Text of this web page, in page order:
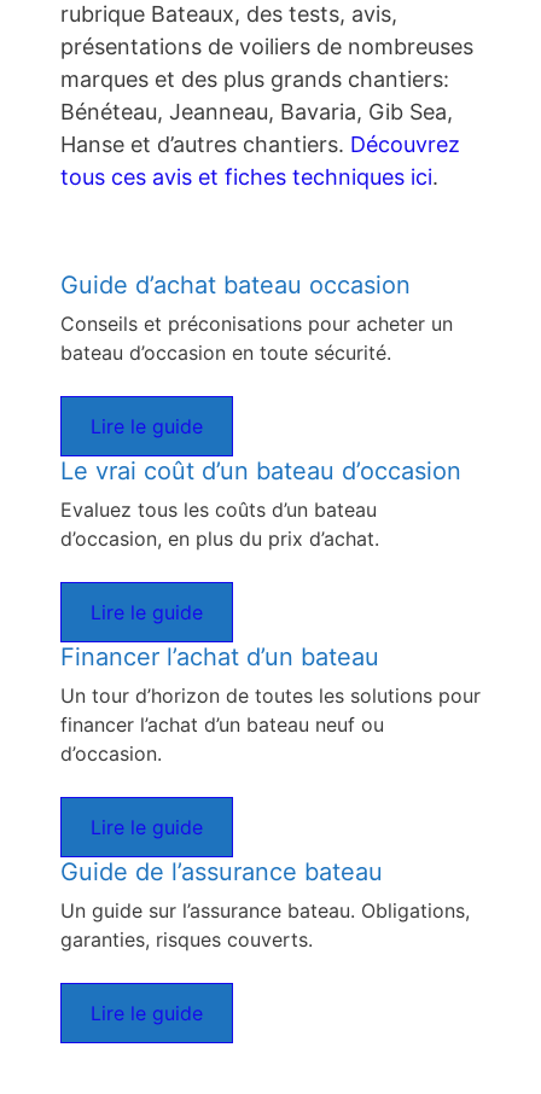
rubrique Bateaux, des tests, avis,
présentations de voiliers de nombreuses
marques et des plus grands chantiers:
Bénéteau, Jeanneau, Bavaria, Gib Sea,
Hanse et d’autres chantiers. Découvrez
tous ces avis et fiches techniques ici.
Guide d’achat bateau occasion
Conseils et préconisations pour acheter un
bateau d’occasion en toute sécurité.
Lire le guide
Le vrai coût d’un bateau d’occasion
Evaluez tous les coûts d’un bateau
d’occasion, en plus du prix d’achat.
Lire le guide
Financer l’achat d’un bateau
Un tour d’horizon de toutes les solutions pour
financer l’achat d’un bateau neuf ou
d’occasion.
Lire le guide
Guide de l’assurance bateau
Un guide sur l’assurance bateau. Obligations,
garanties, risques couverts.
Lire le guide